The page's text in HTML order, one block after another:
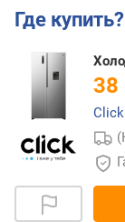
Где купить?
38